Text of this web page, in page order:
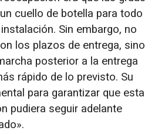
cuello de botella para todo
Sin embargo, no
los plazos de entrega, sino
posterior a la entrega
rápido de lo previsto. Su
para garantizar que esta
pudiera seguir adelante